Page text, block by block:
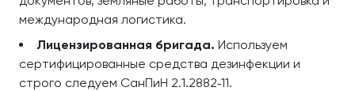
международная логистика.
Лицензированная бригада. Используем
сертифицированные средства дезинфекции и
строго следуем СанПиН 2.1.2882‑11.